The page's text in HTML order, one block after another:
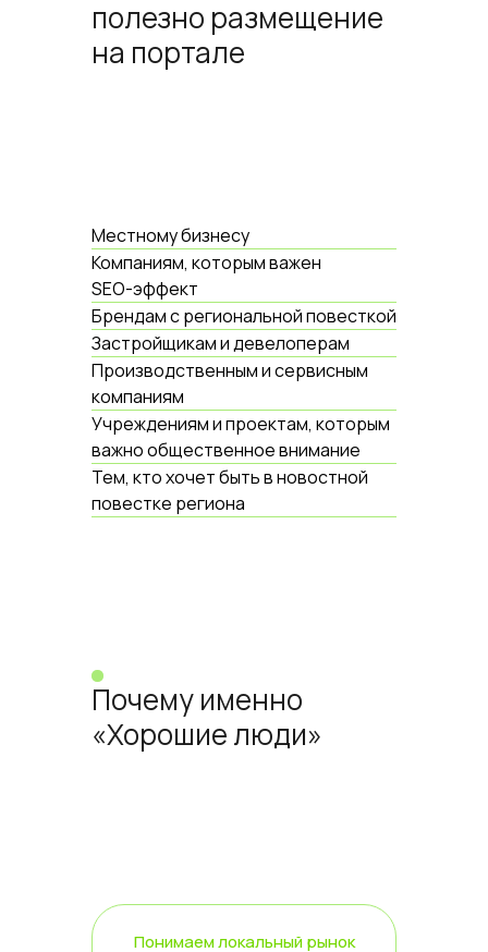
полезно размещение
на портале
Местному бизнесу
Компаниям, которым важен
SEO-эффект
Брендам с региональной повесткой
Застройщикам и девелоперам
Производственным и сервисным
компаниям
Учреждениям и проектам, которым
важно общественное внимание
Тем, кто хочет быть в новостной
повестке региона
Почему именно
«Хорошие люди»
Понимаем локальный рынок